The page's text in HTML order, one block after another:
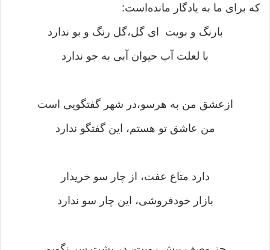
که ﺑﺮﺍﯼ ﻣﺎ ﺑﻪ ﯾﺎﺩﮔﺎﺭ ﻣﺎﻧﺪﻩﺍﺳﺖ:
ﺑﺎﺭﻧﮓ ﻭ ﺑﻮﯾﺖ اﯼ ﮔﻞ،ﮔﻞ ﺭﻧﮓ ﻭ ﺑﻮ ﻧﺪﺍﺭﺩ
ﺑﺎ ﻟﻌﻠﺖ ﺁﺏ ﺣﯿﻮﺍﻥ ﺁﺑﯽ ﺑﻪ ﺟﻮ ﻧﺪﺍﺭﺩ
ﺍﺯﻋﺸﻖ ﻣﻦ ﺑﻪ ﻫﺮﺳﻮ،ﺩﺭ ﺷﻬﺮ ﮔﻔﺘﮕﻮﯾﯽ ﺍﺳﺖ
ﻣﻦ ﻋﺎﺷﻖ ﺗﻮ ﻫﺴﺘﻢ، ﺍﯾﻦ ﮔﻔﺘﮕﻮ ﻧﺪﺍﺭﺩ
دﺍﺭﺩ ﻣﺘﺎﻉ ﻋﻔﺖ، ﺍﺯ ﭼﺎﺭ ﺳﻮ ﺧﺮﯾﺪﺍﺭ
ﺑﺎﺯﺍﺭ ﺧﻮﺩﻓﺮﻭﺷﯽ، ﺍﯾﻦ ﭼﺎﺭ ﺳﻮ ﻧﺪﺍﺭﺩ